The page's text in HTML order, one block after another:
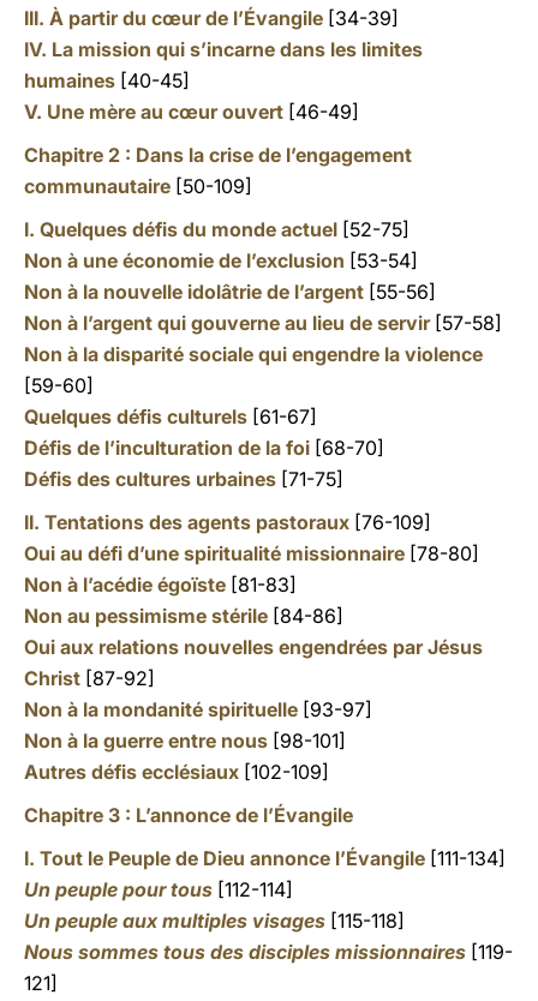
III. À partir du cœur de l’Évangile [34-39]
IV. La mission qui s’incarne dans les limites
humaines [40-45]
V. Une mère au cœur ouvert [46-49]
Chapitre 2 : Dans la crise de l’engagement
communautaire [50-109]
I. Quelques défis du monde actuel [52-75]
Non à une économie de l’exclusion [53-54]
Non à la nouvelle idolâtrie de l’argent [55-56]
Non à l’argent qui gouverne au lieu de servir [57-58]
Non à la disparité sociale qui engendre la violence
[59-60]
Quelques défis culturels [61-67]
Défis de l’inculturation de la foi [68-70]
Défis des cultures urbaines [71-75]
II. Tentations des agents pastoraux [76-109]
Oui au défi d’une spiritualité missionnaire [78-80]
Non à l’acédie égoïste [81-83]
Non au pessimisme stérile [84-86]
Oui aux relations nouvelles engendrées par Jésus
Christ [87-92]
Non à la mondanité spirituelle [93-97]
Non à la guerre entre nous [98-101]
Autres défis ecclésiaux [102-109]
Chapitre 3 : L’annonce de l’Évangile
I. Tout le Peuple de Dieu annonce l’Évangile [111-134]
Un peuple pour tous [112-114]
Un peuple aux multiples visages [115-118]
Nous sommes tous des disciples missionnaires [119-
121]